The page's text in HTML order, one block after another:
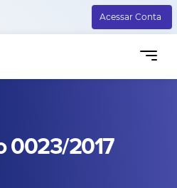
Acessar Conta
0023/2017